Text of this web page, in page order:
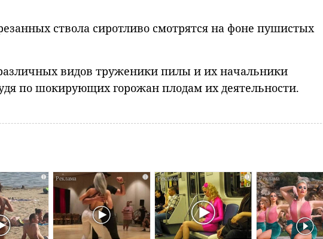
ствола сиротливо смотрятся на фоне пушистых
видов труженики пилы и их начальники
по шокирующих горожан плодам их деятельности.
i i i